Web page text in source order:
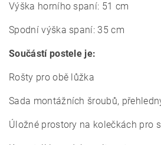
Výška horního spaní: 51 cm
Spodní výška spaní: 35 cm
Součástí postele je:
Rošty pro obě lůžka
Sada montážních šroubů, p
Úložné prostory na kolečkách pro